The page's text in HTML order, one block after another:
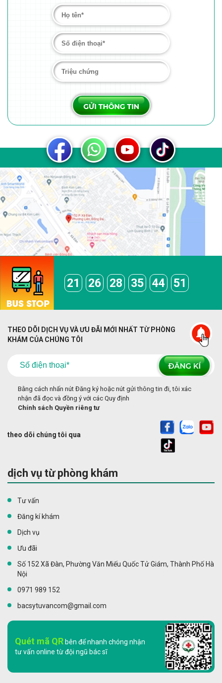
21 26 28 35 44 51
THEO DÕI DỊCH VỤ VÀ ƯU ĐÃI MỚI NHẤT TỪ PHÒNG
KHÁM CỦA CHÚNG TÔI
Bằng cách nhấn nút Đăng ký hoặc nút gửi thông tin đi, tôi xác
nhận đã đọc và đồng ý với các Quy định
Chính sách Quyền riêng tư
theo dõi chúng tôi qua
dịch vụ từ phòng khám
Tư vấn
Đăng kí khám
Dịch vụ
Ưu đãi
Số 152 Xã Đàn, Phường Văn Miếu Quốc Tử Giám, Thành Phố Hà
Nội
0971 989 152
bacsytuvancom@gmail.com
Quét mã QR bên để nhanh chóng nhận
tư vấn online từ đội ngũ bác sĩ